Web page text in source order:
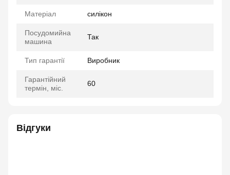
Матеріал силікон
Посудомийна
машина
Так
Тип гарантії Виробник
Гарантійний
термін, міс.
60
Відгуки